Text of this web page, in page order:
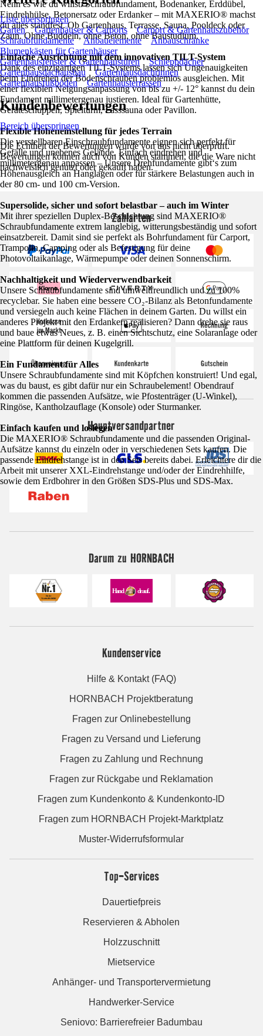
Nenn es wie du willst: Schraubfundament, Bodenanker, Erddübel,
Eindrehhülse, Betonersatz oder Erdanker – mit MAXERIO® machst
du alles standfest. Ob Gartenhaus, Terrasse, Sauna, Pooldeck oder
Zaun. Ohne Buddeln, ohne Beton, ohne Baustudium.
Einfache Ausrichtung mit dem innovativen TILT-System
Dank des einzigartigen TILT-Systems lassen sich Ungenauigkeiten
beim Eindrehen der Bodenschrauben problemlos ausgleichen. Mit
einer flexiblen Neigungsanpassung von bis zu +/- 12° kannst du dein
Fundament millimetergenau justieren. Ideal für Gartenhütte,
Geräteschuppen, Spielturm, Fasssauna oder Pavillon.
Flexible Höheneinstellung für jedes Terrain
Die verstellbaren Einschraubfundamente eignen sich perfekt für
Gefälle und unebenes Gelände. Einfach eindrehen und
millimetergenau anpassen – Unsere Drehfundamente gibt‘s zum
Höhenausgleich an Hanglagen oder für stärkere Belastungen auch in
der 80 cm- und 100 cm-Version.
Supersolide, sicher und sofort belastbar – auch im Winter
Mit ihrer speziellen Duplex-Beschichtung sind MAXERIO®
Schraubfundamente extrem langlebig, witterungsbeständig und sofort
einsatzbereit. Damit sind sie perfekt als Bohrfundament für Carport,
Trampolin, Camping oder als Befestigung für deine
Photovoltaikanlage, Wärmepumpe oder deinen Sonnenschirm.
Nachhaltigkeit und Wiederverwendbarkeit
Unsere Schraubfundamente sind umweltfreundlich und zu 100%
recyclebar. Sie haben eine bessere CO₂-Bilanz als Betonfundamente
und versiegeln auch keine Flächen in deinem Garten. Du willst ein
anderes Projekt mit den Erdankern realisieren? Dann drehe sie raus
und baue etwas Neues, z. B. einen Sichtschutz, eine Solaranlage oder
eine Plattform für deinen Kugelgrill.
Ein Fundament für Alles
Unsere Schraubfundamente sind mit Köpfchen konstruiert! Und egal,
was du baust, es gibt dafür nur ein Schraubelement! Obendrauf
kommen die passenden Aufsätze, wie Pfostenträger (U-Winkel),
Ringöse, Kantholzauflage (Konsole) oder Sturmanker.
Einfach kaufen und loslegen
Die MAXERIO® Schraubfundamente und die passenden Original-
Aufsätze kannst du einzeln oder in verschiedenen Sets kaufen. Die
passende Eindrehstange ist in den Sets bereits dabei. Erleichtere dir die
Arbeit mit unserer XXL-Eindrehstange und/oder der Eindrehhilfe,
sowie dem Erdbohrer in den Größen SDS-Plus und SDS-Max.
Liste überspringen
Garten
Gartenhäuser & Carports
Carport & Gartenhauszubehör
Schraubfundamente
Anbauelemente
Anbauschränke
Blumenkästen für Gartenhäuser
Gartenhausfenster & Gartenhaustüren
Schleppdächer
Gartenhausdachausbau
Gartenhausdachrinnen
Gartenhausfußböden
Gartenhausterrassen
Kundenbewertungen
Bereich überspringen
Die Echtheit der Bewertungen wurde von uns nicht überprüft.
Bewertungen können auch von Kunden stammen, die die Ware nicht
nachweislich genutzt oder gekauft haben.
Zahlarten
Hauptversandpartner
Darum zu HORNBACH
Kundenservice
Hilfe & Kontakt (FAQ)
HORNBACH Projektberatung
Fragen zur Onlinebestellung
Fragen zu Versand und Lieferung
Fragen zu Zahlung und Rechnung
Fragen zur Rückgabe und Reklamation
Fragen zum Kundenkonto & Kundenkonto-ID
Fragen zum HORNBACH Projekt-Marktplatz
Muster-Widerrufsformular
Top-Services
Dauertiefpreis
Reservieren & Abholen
Holzzuschnitt
Mietservice
Anhänger- und Transportervermietung
Handwerker-Service
Seniovo: Barrierefreier Badumbau